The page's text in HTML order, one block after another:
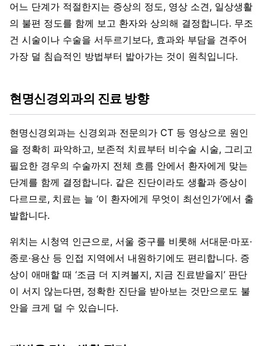
어느 단계가 적절한지는 증상의 정도, 영상 소견, 일상생활
의 불편 정도를 함께 보고 환자와 상의해 결정합니다. 무조
건 시술이나 수술을 서두르기보다, 효과와 부담을 견주어
가장 덜 침습적인 방법부터 밟아가는 것이 원칙입니다.
현명신경외과의 진료 방향
현명신경외과는 신경외과 전문의가 CT 등 영상으로 원인
을 정확히 파악하고, 보존적 치료부터 비수술 시술, 그리고
필요한 경우의 수술까지 전체 흐름 안에서 환자에게 맞는
단계를 함께 결정합니다. 같은 진단이라도 생활과 증상이
다르므로, 치료는 늘 ‘이 환자에게 무엇이 최선인가’에서 출
발합니다.
위치는 시청역 인근으로, 서울 중구를 비롯해 서대문·마포·
종로·용산 등 인접 지역에서 내원하기에도 편리합니다. 증
상이 애매할 때 ‘조금 더 지켜볼지, 지금 진료받을지’ 판단
이 서지 않는다면, 정확한 진단을 받아보는 것만으로도 불
안을 크게 덜 수 있습니다.